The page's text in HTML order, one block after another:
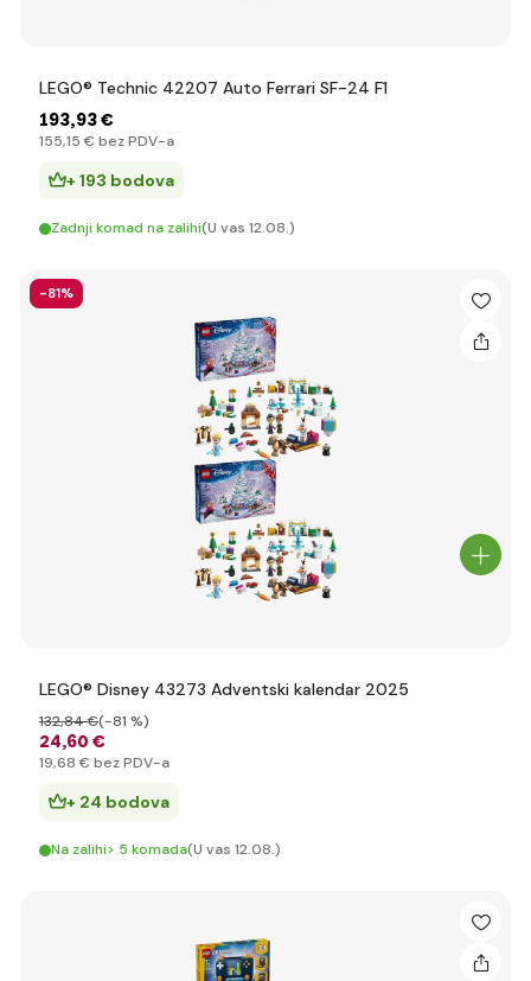
LEGO® Technic 42207 Auto Ferrari SF-24 F1
193,93 €
155,15 € bez PDV-a
+ 193 bodova
Zadnji komad na zalihi(U vas 12.08.)
-81%
LEGO® Disney 43273 Adventski kalendar 2025
24,60 €
132,84 €(-81 %)
19,68 € bez PDV-a
+ 24 bodova
Na zalihi> 5 komada(U vas 12.08.)